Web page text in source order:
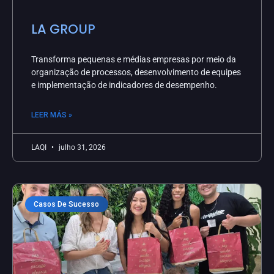
LA GROUP
Transforma pequenas e médias empresas por meio da
organização de processos, desenvolvimento de equipes
e implementação de indicadores de desempenho.
LEER MÁS »
LAQI julho 31, 2026
Casos De Sucesso